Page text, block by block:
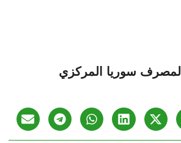
لمصرف سوريا المركزي